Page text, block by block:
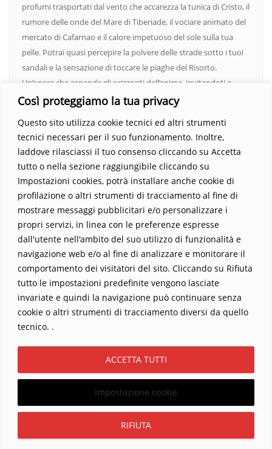
Così proteggiamo la tua privacy
Questo sito utilizza cookie tecnici ed altri strumenti
tecnici necessari per il suo funzionamento. Inoltre,
laddove rilasciassi il tuo consenso cliccando su Accetta
tutto o nella sezione raggiungibile cliccando su
Impostazioni cookies, potrà installare anche cookie di
profilazione o altri strumenti di tracciamento al fine di
mostrare messaggi pubblicitari e/o personalizzare i
propri servizi, in linea con le preferenze espresse
dall'utente nell'ambito del suo utilizzo di funzionalità e
navigazione web e/o al fine di analizzare e monitorare il
comportamento dei visitatori del sito. Cliccando su Rifiuta
tutto le impostazioni predefinite vengono lasciate
invariate e quindi la navigazione può continuare senza
cookie o altri strumenti di tracciamento diversi da quello
tecnico. .
Impostazione cookie
RIFIUTA
ACCETTA TUTTI
profumi trasportati dal vento che accarezza la tunica di Cristo, il
rumore delle onde del Mare di Tiberiade, il vociare animato del
mercato di Cafarnao e il calore impetuoso del sole sulla tua
pelle. Potrai quasi percepire la polvere delle strade sotto i tuoi
sandali e la sensazione di toccare le piaghe del Risorto.
Un’opera che espande gli orizzonti dell’anima, invitandoti a
vedere oltre i confini del conosciuto. Scopri un mondo in cui
indimenticabile.Non perdere l’occasione di immergerti in
questo viaggio straordinario. Acquista il libro e lascia che la
Parola trasformi la tua vita
Home Contatti
Sostieni La Buona Parola – dona 5 €, 10 €, 25 €… il tuo contributo
I viaggi dell’anima
Catechesi
Informativa Privacy
Copyright ©2026 La buona Parola . All rights reserved.
Powered byWordPress &Designed byBizberg Themes